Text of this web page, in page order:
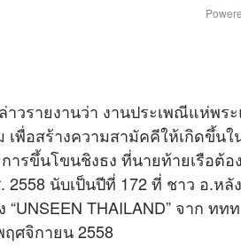
t
วรายงานว่า งานประเพณีแห่พร
พื่อสร้างความสามัคคีให้เกิดขึ้น
รขึ้นโขนชิงธง ที่นายท้ายเรือต้อ
2558 นับเป็นปีที่ 172 ที่ ชาว อ.ห
THAILAND” จาก ท
ศจิกายน 2558